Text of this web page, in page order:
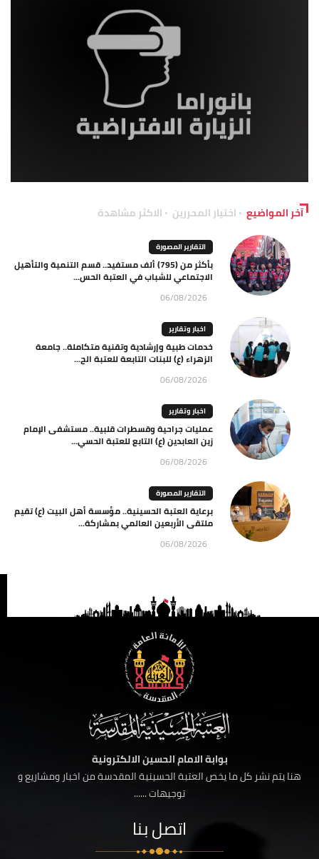
آخر المواضيع اختيار المحررين الاكثر مشاهدة
التقارير المصورة
بأكثر من (795) ألف مستفيد.. قسم التنمية والتأهيل
الاجتماعي للشباب في العتبة الحس...
06/08/2026
اخبار وتقارير
خدمات طبية وإرشادية وتقنية متكاملة.. جامعة
الزهراء (ع) للبنات التابعة للعتبة الح...
06/08/2026
اخبار وتقارير
عمليات جراحية وقسطرات قلبية.. مستشفى الإمام
زين العابدين (ع) التابع للعتبة الحسي...
06/08/2026
التقارير المصورة
برعاية العتبة الحسينية.. مؤسسة أهل البيت (ع) تقيم
ملتقى الأربعين العالمي بمشاركة...
06/08/2026
بوابة الامام الحسين الالكترونية
هنا يتم نشر كل ما يخص العتبة الحسينية المقدسة من اخبار ومشاريع و
توجيهات ......
اتصل بنا